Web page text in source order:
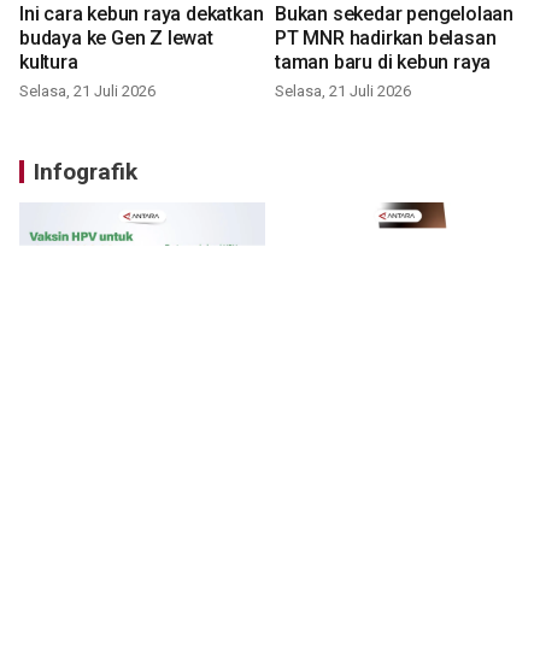
Ini cara kebun raya dekatkan
budaya ke Gen Z lewat
kultura
Selasa, 21 Juli 2026
Bukan sekedar pengelolaan
PT MNR hadirkan belasan
taman baru di kebun raya
Selasa, 21 Juli 2026
Infografik